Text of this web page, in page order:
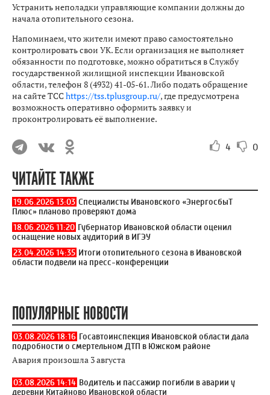
Устранить неполадки управляющие компании должны до
начала отопительного сезона.
Напоминаем, что жители имеют право самостоятельно
контролировать свои УК. Если организация не выполняет
обязанности по подготовке, можно обратиться в Службу
государственной жилищной инспекции Ивановской
области, телефон 8 (4932) 41-05-61. Либо подать обращение
на сайте ТССhttps://tss.tplusgroup.ru/, где предусмотрена
возможность оперативно оформить заявку и
проконтролировать её выполнение.
4 0
ЧИТАЙТЕ ТАКЖЕ
19.06.2026 13:03 Специалисты Ивановского «ЭнергосбыТ
Плюс» планово проверяют дома
18.06.2026 11:20 Губернатор Ивановской области оценил
оснащение новых аудиторий в ИГЭУ
23.04.2026 14:35 Итоги отопительного сезона в Ивановской
области подвели на пресс-конференции
ПОПУЛЯРНЫЕ НОВОСТИ
03.08.2026 18:16 Госавтоинспекция Ивановской области дала
подробности о смертельном ДТП в Южском районе
Авария произошла 3 августа
03.08.2026 14:14 Водитель и пассажир погибли в аварии у
деревни Китайново Ивановской области